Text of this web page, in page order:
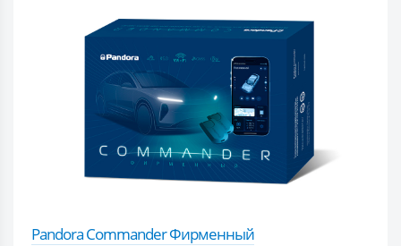
Pandora Commander Фирменный